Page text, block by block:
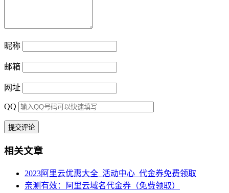
昵称
邮箱
网址
QQ
相关文章
2023阿里云优惠大全_活动中心_代金券免费领取
亲测有效：阿里云域名代金券（免费领取）